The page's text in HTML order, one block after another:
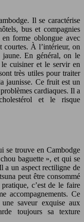
Il se caractérise
bus et compagnies
forme oblongue avec
courtes. À l’intérieur, on
jaune. En général, on le
cuisiner et le servir en
très utiles pour traiter
jaunisse. Ce fruit est un
cardiaques. Il a
et le risque
se trouve en Cambodge
baguette », et qui se
a un aspect rectiligne de
peut être consommé
c’est de le faire
accompagnements. Ce
saveur exquise aux
toujours sa texture